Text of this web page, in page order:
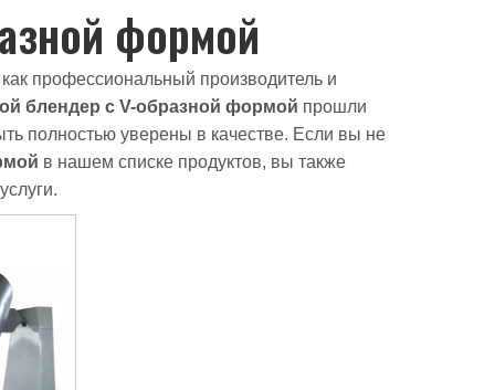
формой
как профессиональный производитель и
блендер с V-образной формой прошли
полностью уверены в качестве. Если вы не
в нашем списке продуктов, вы также